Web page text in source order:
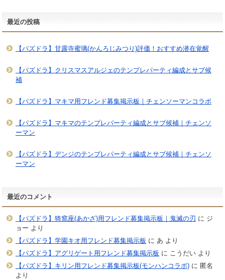
最近の投稿
【パズドラ】甘露寺蜜璃(かんろじみつり)評価！おすすめ潜在覚醒
【パズドラ】クリスマスアルジェのテンプレパーティ編成とサブ候
補
【パズドラ】マキマ用フレンド募集掲示板｜チェンソーマンコラボ
【パズドラ】マキマのテンプレパーティ編成とサブ候補｜チェンソ
ーマン
【パズドラ】デンジのテンプレパーティ編成とサブ候補｜チェンソ
ーマン
最近のコメント
【パズドラ】猗窩座(あかざ)用フレンド募集掲示板｜鬼滅の刃 に ジ
ョー より
【パズドラ】学園キオ用フレンド募集掲示板 に あ より
【パズドラ】アグリゲート用フレンド募集掲示板 に こうだいより
【パズドラ】キリン用フレンド募集掲示板(モンハンコラボ)に 匿名
より